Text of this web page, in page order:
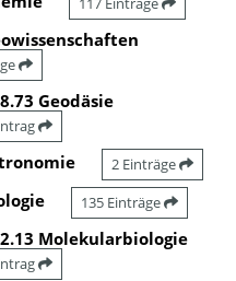
Geodäsie
2 Einträge
135 Einträge
Molekularbiologie